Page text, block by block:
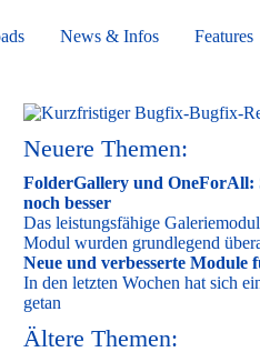
News & Infos Features
Neuere Themen:
FolderGallery und OneForAll:
noch besser
Das leistungsfähige
Modul wurden grundlegend
Neue und verbesserte Module
In den letzten Wochen hat sich
getan
Ältere Themen: